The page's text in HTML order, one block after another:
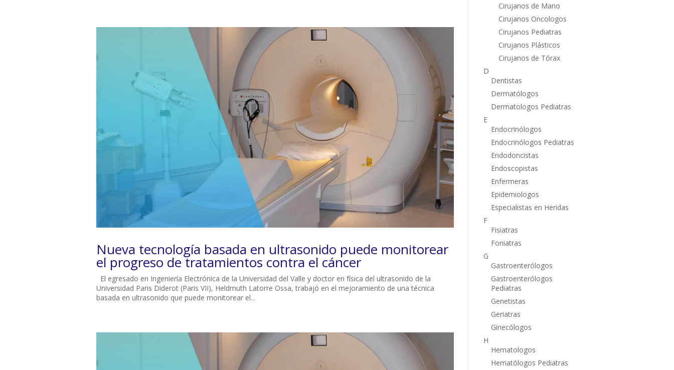
Nueva tecnología basada en ultrasonido puede monitorear
el progreso de tratamientos contra el cáncer
El egresado en Ingeniería Electrónica de la Universidad del Valle y doctor en física del ultrasonido de la
Universidad Paris Diderot (Paris VII), Heldmuth Latorre Ossa, trabajó en el mejoramiento de una técnica
basada en ultrasonido que puede monitorear el...
Cirujanos de Mano
Cirujanos Oncologos
Cirujanos Pediatras
Cirujanos Plásticos
Cirujanos de Tórax
D
Dentistas
Dermatólogos
Dermatologos Pediatras
E
Endocrinólogos
Endocrinólogos Pediatras
Endodoncistas
Endoscopistas
Enfermeras
Epidemiologos
Especialistas en Heridas
F
Fisiatras
Foniatras
G
Gastroenterólogos
Gastroenterólogos
Pediatras
Genetistas
Geriatras
Ginecólogos
H
Hematologos
Hematólogos Pediatras